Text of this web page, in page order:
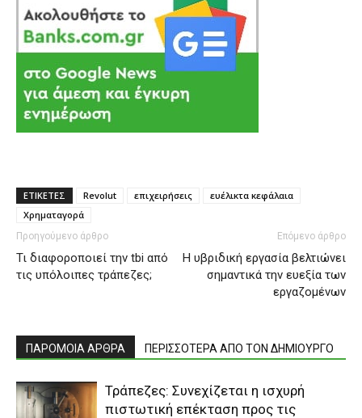
ΕΤΙΚΕΤΕΣ Revolut επιχειρήσεις
ευέλικτα κεφάλαια
Χρηματαγορά
Προηγούμενο άρθρο
Τι διαφοροποιεί την tbi από
τις υπόλοιπες τράπεζες;
Επόμενο άρθρο
Η υβριδική εργασία βελτιώνει
σημαντικά την ευεξία των
εργαζομένων
ΠΑΡΟΜΟΙΑ ΑΡΘΡΑ ΠΕΡΙΣΣΟΤΕΡΑ ΑΠΟ ΤΟΝ ΔΗΜΙΟΥΡΓΟ
Τράπεζες: Συνεχίζεται η ισχυρή
πιστωτική επέκταση προς τις